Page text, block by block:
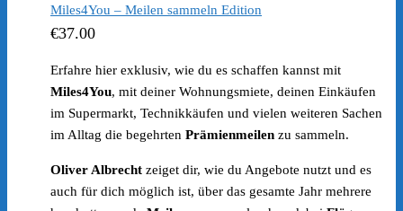
Miles4You – Meilen sammeln Edition
€37.00
Erfahre hier exklusiv, wie du es schaffen kannst mit
Miles4You, mit deiner Wohnungsmiete, deinen Einkäufen
im Supermarkt, Technikkäufen und vielen weiteren Sachen
im Alltag die begehrten Prämienmeilen zu sammeln.
Oliver Albrecht zeiget dir, wie du Angebote nutzt und es
auch für dich möglich ist, über das gesamte Jahr mehrere